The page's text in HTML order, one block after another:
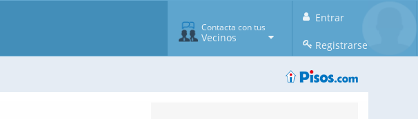
Entrar
Registrarse
Contacta con tus
Vecinos